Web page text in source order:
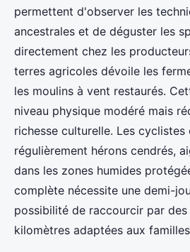
permettent d'observer les
ancestrales et de déguster les
directement chez les
terres agricoles dévoile les
les moulins à vent restaurés.
niveau physique modéré mais
richesse culturelle. Les cyclistes
régulièrement hérons cendrés,
dans les zones humides
complète nécessite une demi-
possibilité de raccourcir par des
kilomètres adaptées aux